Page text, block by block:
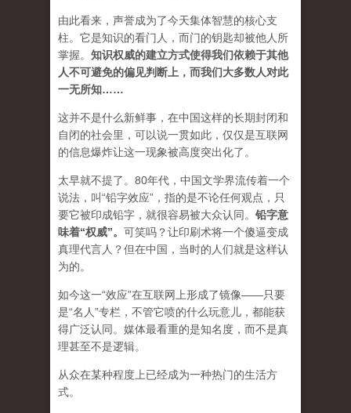
由此看来，声誉成为了今天集体智慧的核心支
柱。它是知识的看门人，而门的钥匙却被他人所
掌握。 知识权威的建立方式使得我们依赖于其他
人不可避免的偏见判断上，而我们大多数人对此
一无所知……
这并不是什么新鲜事，在中国这样的长期封闭和
自闭的社会里，可以说一贯如此，仅仅是互联网
的信息爆炸让这一现象被高度突出化了。
太早就不提了。80年代，中国文学界流传着一个
说法，叫“铅字效应”，指的是不论任何观点，只
要它被印成铅字，就很容易被大众认同。 铅字意
味着“权威”。 可笑吗？让印刷术将一个傻逼变成
真理代言人？但在中国，当时的人们就是这样认
为的。
如今这一“效应”在互联网上形成了镜像——只要
是“名人”专栏，不管它喷的什么玩意儿，都能获
得广泛认同。媒体最看重的是知名度，而不是真
理甚至不是逻辑。
从众在某种程度上已经成为一种热门的生活方
式。